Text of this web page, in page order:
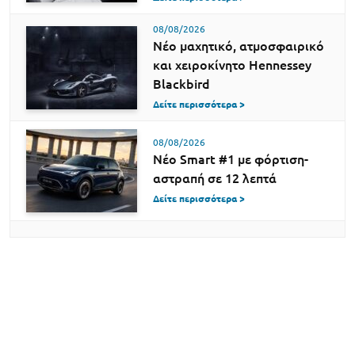
08/08/2026
Νέο μαχητικό, ατμοσφαιρικό
και χειροκίνητο Hennessey
Blackbird
Δείτε περισσότερα >
08/08/2026
Νέο Smart #1 με φόρτιση-
αστραπή σε 12 λεπτά
Δείτε περισσότερα >